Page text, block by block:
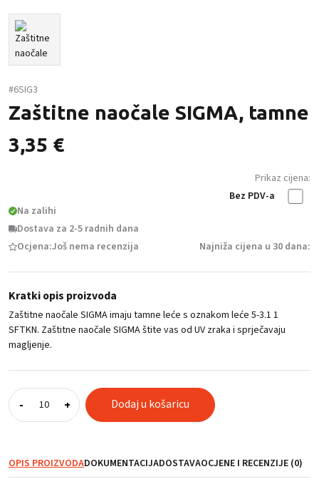
#6SIG3
Zaštitne naočale SIGMA, tamne
3,35 €
Prikaz cijena:
Bez PDV-a
Na zalihi
Dostava za 2-5 radnih dana
Ocjena:Još nema recenzija Najniža cijena u 30 dana:
Kratki opis proizvoda
Zaštitne naočale SIGMA imaju tamne leće s oznakom leće 5-3.1 1
SFTKN. Zaštitne naočale SIGMA štite vas od UV zraka i sprječavaju
magljenje.
Zaštitne
naočale
SIGMA,
+
- Dodaj u košaricu
OPIS PROIZVODADOKUMENTACIJADOSTAVAOCJENE I RECENZIJE (0)